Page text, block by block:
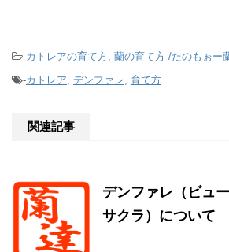
-カトレアの育て方, 蘭の育て方 /たのもぉ
-カトレア, デンファレ, 育て方
関連記事
デンファレ（ビュ
サクラ）について